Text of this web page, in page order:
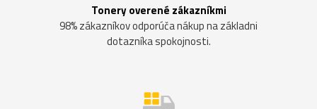
Tonery overené zákazníkmi
98% zákazníkov odporúča nákup na základni
dotazníka spokojnosti.